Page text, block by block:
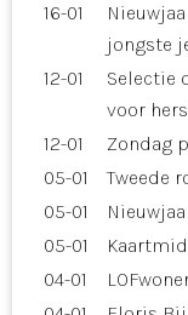
16-01
jongste
12-01
Selectie
voor
12-01
Zondag
05-01
Tweede
05-01
05-01
04-01